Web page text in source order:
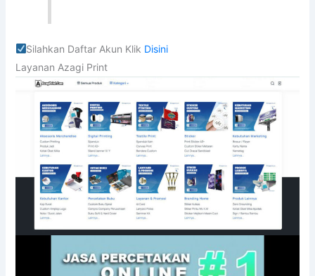
Silahkan Daftar Akun Klik Disini
Layanan Azagi Print